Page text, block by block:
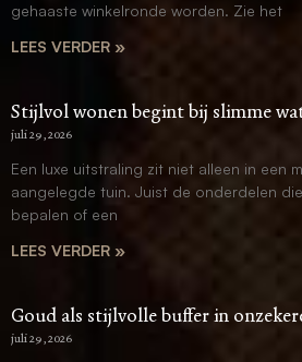
gehaaste winkelronde worden. Zie het
LEES VERDER »
Stijlvol wonen begint bij slimme
juli 29, 2026
Een luxe uitstraling zit niet alleen in een
aangelegde tuin. Juist de onderdelen
bepalen of een
LEES VERDER »
Goud als stijlvolle buffer in
juli 29, 2026